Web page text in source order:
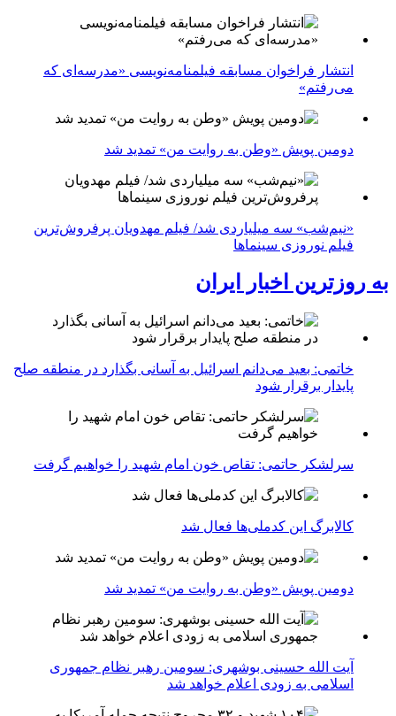
انتشار فراخوان مسابقه فیلمنامه‌نویسی «مدرسه‌ای که
می‌رفتم»
دومین پویش «وطن به روایت من» تمدید شد
«نیم‌شب» سه میلیاردی شد/ فیلم مهدویان پرفروش‌ترین
فیلم نوروزی سینماها
به روزترین اخبار ایران
خاتمی: بعید می‌دانم اسرائیل به آسانی بگذارد در منطقه صلح
پایدار برقرار شود
سرلشکر حاتمی: تقاص خون امام شهید را خواهیم گرفت
کالابرگ این کدملی‌ها فعال شد
دومین پویش «وطن به روایت من» تمدید شد
آیت الله حسینی بوشهری: سومین رهبر نظام جمهوری
اسلامی به زودی اعلام خواهد شد